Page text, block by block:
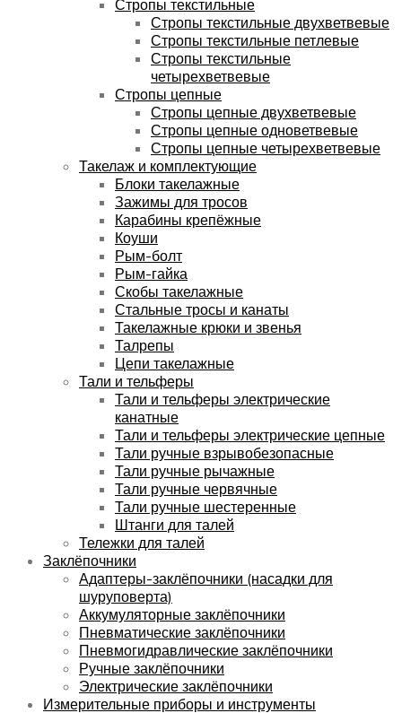
Стропы текстильные
Стропы текстильные двухветвевые
Стропы текстильные петлевые
Стропы текстильные
четырехветвевые
Стропы цепные
Стропы цепные двухветвевые
Стропы цепные одноветвевые
Стропы цепные четырехветвевые
Такелаж и комплектующие
Блоки такелажные
Зажимы для тросов
Карабины крепёжные
Коуши
Рым-болт
Рым-гайка
Скобы такелажные
Стальные тросы и канаты
Такелажные крюки и звенья
Талрепы
Цепи такелажные
Тали и тельферы
Тали и тельферы электрические
канатные
Тали и тельферы электрические цепные
Тали ручные взрывобезопасные
Тали ручные рычажные
Тали ручные червячные
Тали ручные шестеренные
Штанги для талей
Тележки для талей
Заклёпочники
Адаптеры-заклёпочники (насадки для
шуруповерта)
Аккумуляторные заклёпочники
Пневматические заклёпочники
Пневмогидравлические заклёпочники
Ручные заклёпочники
Электрические заклёпочники
Измерительные приборы и инструменты